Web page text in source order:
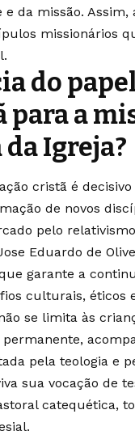
da missão.
missionários
do
a
Igreja?
cristã é
de novos
pelo
Eduardo de
garante a
culturais, éticos
se limita às
pela teologia e
sua vocação de
catequética,